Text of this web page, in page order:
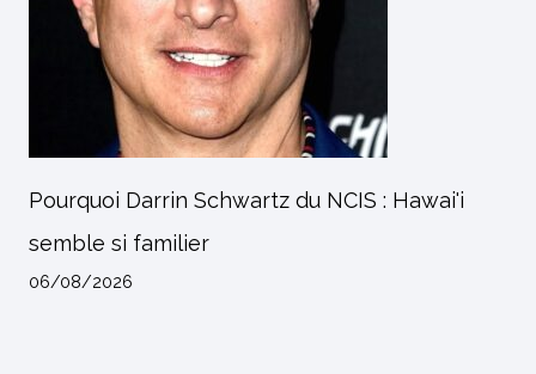
Pourquoi Darrin Schwartz du NCIS : Hawai'i
semble si familier
06/08/2026